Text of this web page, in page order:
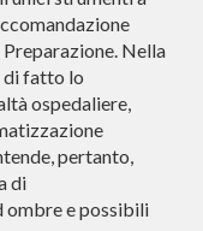
Nella
di fatto lo
ospedaliere,
pertanto,
di
ombre e possibili